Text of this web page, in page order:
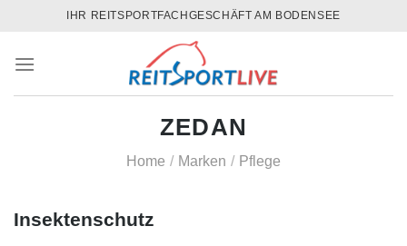
content
IHR REITSPORTFACHGESCHÄFT AM BODENSEE
ZEDAN
Home / Marken / Pflege
Insektenschutz